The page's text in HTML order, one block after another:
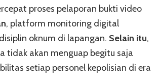
proses pelaporan bukti video
, platform monitoring digital
oknum di lapangan. Selain itu,
tidak akan menguap begitu saja
setiap personel kepolisian di era